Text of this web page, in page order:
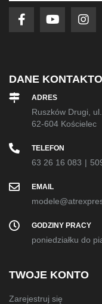
newsletter:
DANE
ADRES
Ruszków Drugi, ul.
62-604 Kościelec
TELEFON
63 26 16 083 |
EMAIL
GODZINY PRACY
poniedziałku do
TWOJE KONTO
Zarejestruj się